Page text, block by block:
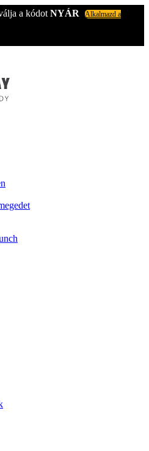
a kódot NYÁR
Alkalmazd a